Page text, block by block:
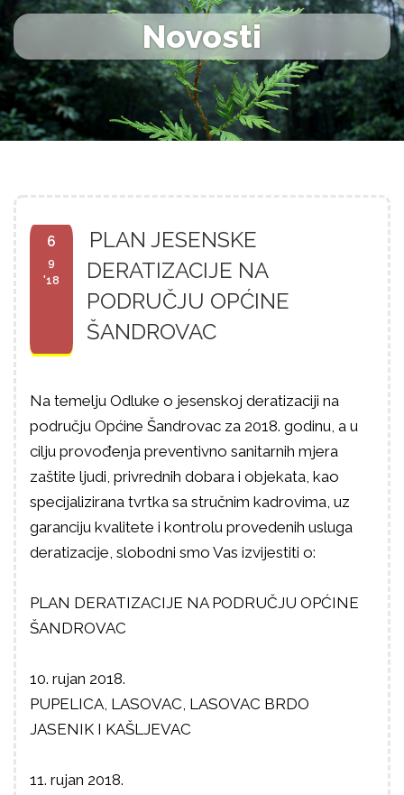
Novosti
6
9
'18
PLAN JESENSKE
DERATIZACIJE NA
PODRUČJU OPĆINE
ŠANDROVAC
Na temelju Odluke o jesenskoj deratizaciji na
području Općine Šandrovac za 2018. godinu, a u
cilju provođenja preventivno sanitarnih mjera
zaštite ljudi, privrednih dobara i objekata, kao
specijalizirana tvrtka sa stručnim kadrovima, uz
garanciju kvalitete i kontrolu provedenih usluga
deratizacije, slobodni smo Vas izvijestiti o:
PLAN DERATIZACIJE NA PODRUČJU OPĆINE
ŠANDROVAC
10. rujan 2018.
PUPELICA, LASOVAC, LASOVAC BRDO
JASENIK I KAŠLJEVAC
11. rujan 2018.